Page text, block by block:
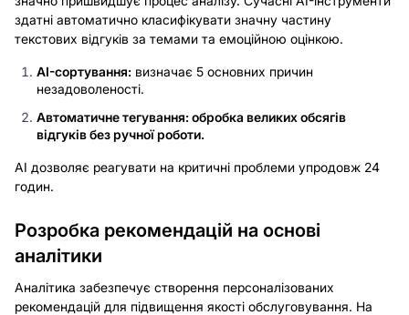
здатні автоматично класифікувати значну частину
текстових відгуків за темами та емоційною оцінкою.
AI-сортування: визначає 5 основних причин
незадоволеності.
Автоматичне тегування: обробка великих обсягів
відгуків без ручної роботи.
AI дозволяє реагувати на критичні проблеми упродовж 24
годин.
Розробка рекомендацій на основі
аналітики
Аналітика забезпечує створення персоналізованих
рекомендацій для підвищення якості обслуговування. На